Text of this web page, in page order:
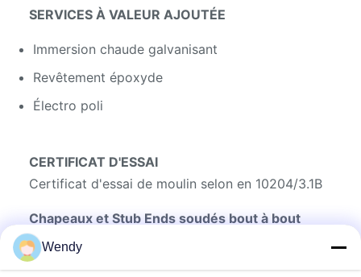
SERVICES À VALEUR AJOUTÉE
Immersion chaude galvanisant
Revêtement époxyde
Électro poli
CERTIFICAT D'ESSAI
Certificat d'essai de moulin selon en 10204/3.1B
Chapeaux et Stub Ends soudés bout à bout
Le tuyau couvre l'acte comme dispositif de
protection et est conçu pour protéger des embouts
Wendy